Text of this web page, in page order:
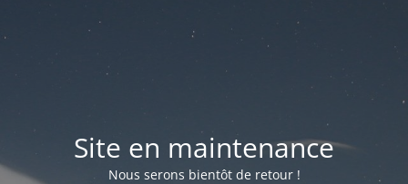
Site en maintenance
Nous serons bientôt de retour !